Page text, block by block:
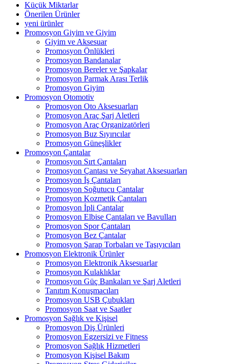
Küçük Miktarlar
Önerilen Ürünler
yeni ürünler
Promosyon Giyim ve Giyim
Giyim ve Aksesuar
Promosyon Önlükleri
Promosyon Bandanalar
Promosyon Bereler ve Şapkalar
Promosyon Parmak Arası Terlik
Promosyon Giyim
Promosyon Otomotiv
Promosyon Oto Aksesuarları
Promosyon Araç Şarj Aletleri
Promosyon Araç Organizatörleri
Promosyon Buz Sıyırıcılar
Promosyon Güneşlikler
Promosyon Çantalar
Promosyon Sırt Çantaları
Promosyon Çantası ve Seyahat Aksesuarları
Promosyon İş Çantaları
Promosyon Soğutucu Çantalar
Promosyon Kozmetik Çantaları
Promosyon İpli Çantalar
Promosyon Elbise Çantaları ve Bavulları
Promosyon Spor Çantaları
Promosyon Bez Çantalar
Promosyon Şarap Torbaları ve Taşıyıcıları
Promosyon Elektronik Ürünler
Promosyon Elektronik Aksesuarlar
Promosyon Kulaklıklar
Promosyon Güç Bankaları ve Şarj Aletleri
Tanıtım Konuşmacıları
Promosyon USB Çubukları
Promosyon Saat ve Saatler
Promosyon Sağlık ve Kişisel
Promosyon Diş Ürünleri
Promosyon Egzersizi ve Fitness
Promosyon Sağlık Hizmetleri
Promosyon Kişisel Bakım